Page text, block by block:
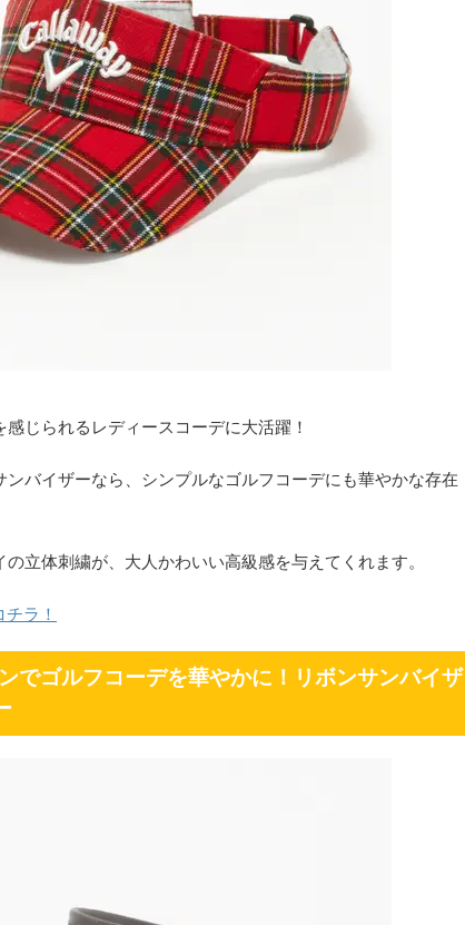
じられるレディースコーデに大活躍！
バイザーなら、シンプルなゴルフコーデにも華やかな存在
立体刺繍が、大人かわいい高級感を与えてくれます。
ラ！
でゴルフコーデを華やかに！リボンサンバイザ